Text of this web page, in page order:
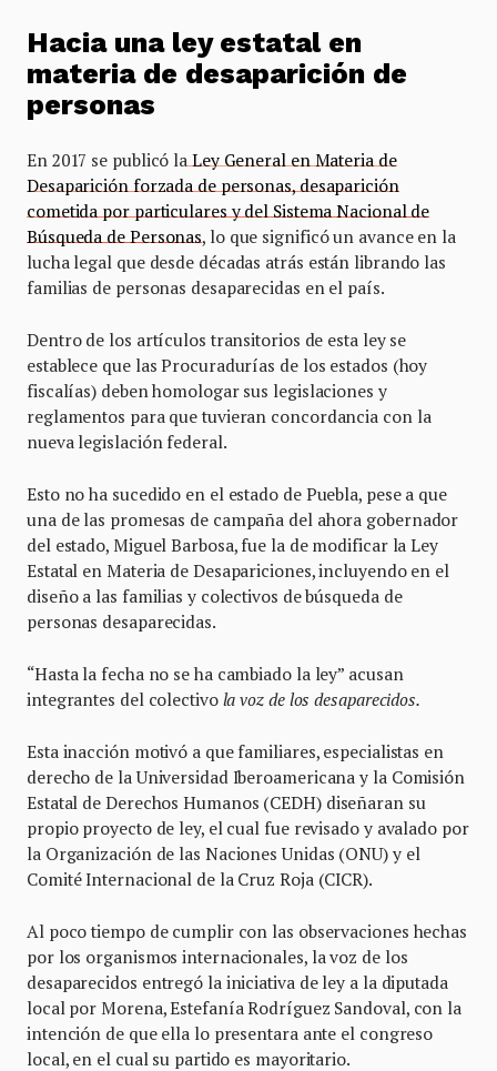
Hacia una ley estatal en
materia de desaparición de
personas
En 2017 se publicó la Ley General en Materia de
Desaparición forzada de personas, desaparición
cometida por particulares y del Sistema Nacional de
Búsqueda de Personas, lo que significó un avance en la
lucha legal que desde décadas atrás están librando las
familias de personas desaparecidas en el país.
Dentro de los artículos transitorios de esta ley se
establece que las Procuradurías de los estados (hoy
fiscalías) deben homologar sus legislaciones y
reglamentos para que tuvieran concordancia con la
nueva legislación federal.
Esto no ha sucedido en el estado de Puebla, pese a que
una de las promesas de campaña del ahora gobernador
del estado, Miguel Barbosa, fue la de modificar la Ley
Estatal en Materia de Desapariciones, incluyendo en el
diseño a las familias y colectivos de búsqueda de
personas desaparecidas.
“Hasta la fecha no se ha cambiado la ley” acusan
integrantes del colectivo la voz de los desaparecidos.
Esta inacción motivó a que familiares, especialistas en
derecho de la Universidad Iberoamericana y la Comisión
Estatal de Derechos Humanos (CEDH) diseñaran su
propio proyecto de ley, el cual fue revisado y avalado por
la Organización de las Naciones Unidas (ONU) y el
Comité Internacional de la Cruz Roja (CICR).
Al poco tiempo de cumplir con las observaciones hechas
por los organismos internacionales, la voz de los
desaparecidos entregó la iniciativa de ley a la diputada
local por Morena, Estefanía Rodríguez Sandoval, con la
intención de que ella lo presentara ante el congreso
local, en el cual su partido es mayoritario.